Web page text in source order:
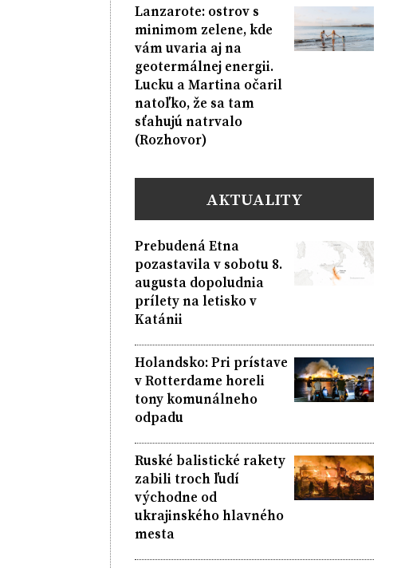
Lanzarote: ostrov s
minimom zelene, kde
vám uvaria aj na
geotermálnej energii.
Lucku a Martina očaril
natoľko, že sa tam
sťahujú natrvalo
(Rozhovor)
AKTUALITY
Prebudená Etna
pozastavila v sobotu 8.
augusta dopoludnia
prílety na letisko v
Katánii
Holandsko: Pri prístave
v Rotterdame horeli
tony komunálneho
odpadu
Ruské balistické rakety
zabili troch ľudí
východne od
ukrajinského hlavného
mesta